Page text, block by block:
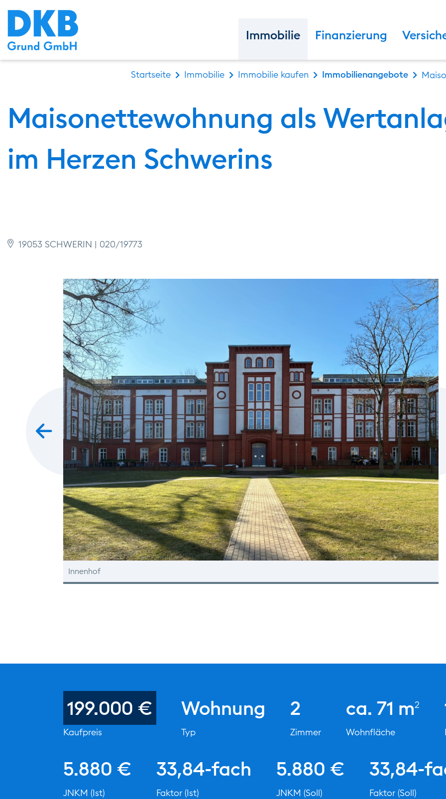
Immobilie Finanzierung
Startseite Immobilie Immobilie kaufen Immobilienangebote
Maisonettewohnung als
im Herzen Schwerins
19053 SCHWERIN | 020/19773
zurück
Innenhof
199.000 €
Kaufpreis
Wohnung
Typ
2
Zimmer
ca. 71 m2
Wohnfläche
5.880 €
JNKM (Ist)
33,84-fach
Faktor (Ist)
5.880 €
JNKM (Soll)
33,84-
Faktor (Soll)